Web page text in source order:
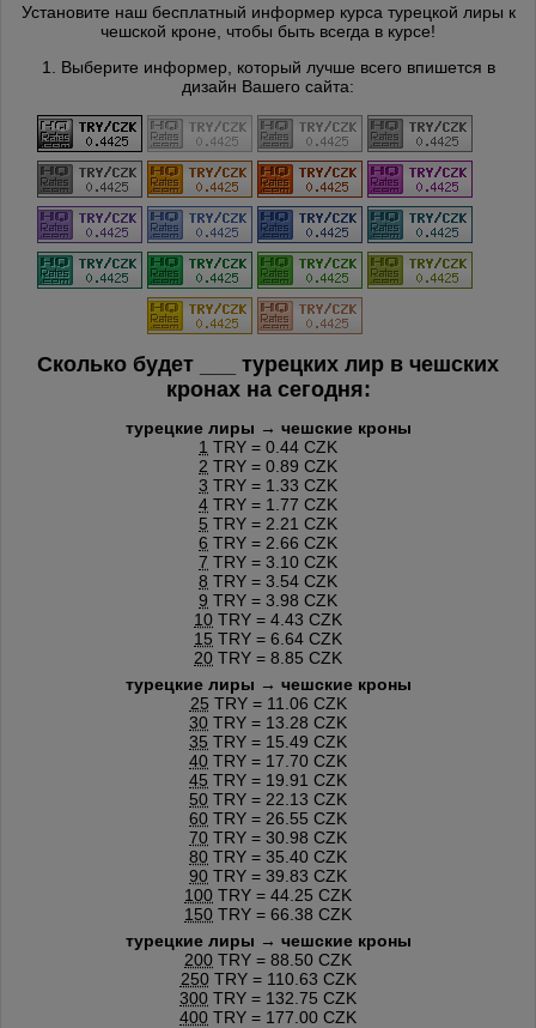
Установите наш бесплатный информер курса турецкой лиры к
чешской кроне, чтобы быть всегда в курсе!
1. Выберите информер, который лучше всего впишется в
дизайн Вашего сайта:
Сколько будет
турецких лир в чешских
кронах на сегодня:
турецкие лиры → чешские кроны
1 TRY = 0.44 CZK
2 TRY = 0.89 CZK
3 TRY = 1.33 CZK
4 TRY = 1.77 CZK
5 TRY = 2.21 CZK
6 TRY = 2.66 CZK
7 TRY = 3.10 CZK
8 TRY = 3.54 CZK
9 TRY = 3.98 CZK
10 TRY = 4.43 CZK
15 TRY = 6.64 CZK
20 TRY = 8.85 CZK
турецкие лиры → чешские кроны
25 TRY = 11.06 CZK
30 TRY = 13.28 CZK
35 TRY = 15.49 CZK
40 TRY = 17.70 CZK
45 TRY = 19.91 CZK
50 TRY = 22.13 CZK
60 TRY = 26.55 CZK
70 TRY = 30.98 CZK
80 TRY = 35.40 CZK
90 TRY = 39.83 CZK
100 TRY = 44.25 CZK
150 TRY = 66.38 CZK
турецкие лиры → чешские кроны
200 TRY = 88.50 CZK
250TRY = 110.63 CZK
300 TRY = 132.75 CZK
400 TRY = 177.00 CZK